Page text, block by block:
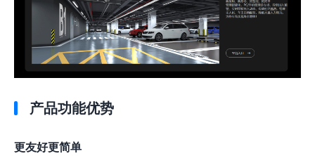
产品功能优势
更友好更简单